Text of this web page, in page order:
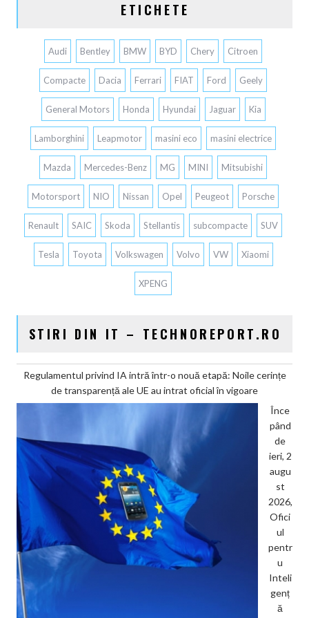
ETICHETE
Audi Bentley BMW BYD Chery Citroen
Compacte Dacia Ferrari FIAT Ford Geely
General Motors Honda Hyundai Jaguar Kia
Lamborghini Leapmotor masini eco masini electrice
Mazda Mercedes-Benz MG MINI Mitsubishi
Motorsport NIO Nissan Opel Peugeot Porsche
Renault SAIC Skoda Stellantis subcompacte SUV
Tesla Toyota Volkswagen Volvo VW Xiaomi
XPENG
STIRI DIN IT – TECHNOREPORT.RO
Regulamentul privind IA intră într-o nouă etapă: Noile cerințe
de transparență ale UE au intrat oficial în vigoare
Înce
pând
de
ieri, 2
augu
st
2026,
Ofici
ul
pentr
u
Inteli
genț
ă